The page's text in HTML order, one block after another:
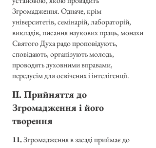
Згромадження. Одначе, крім
університетів, семінарій, лабораторій,
викладів, писання наукових праць, монахи
Святого Духа радо проповідують,
сповідають, організують молодь,
проводять духовними вправами,
передусім для освічених і інтелігенції.
II. Прийняття до
Згромадження і його
творення
11.Згромадження в засаді приймає до